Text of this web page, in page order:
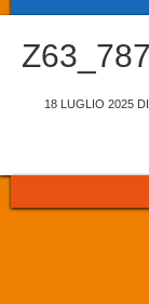
18 LUGLIO 2025 DI